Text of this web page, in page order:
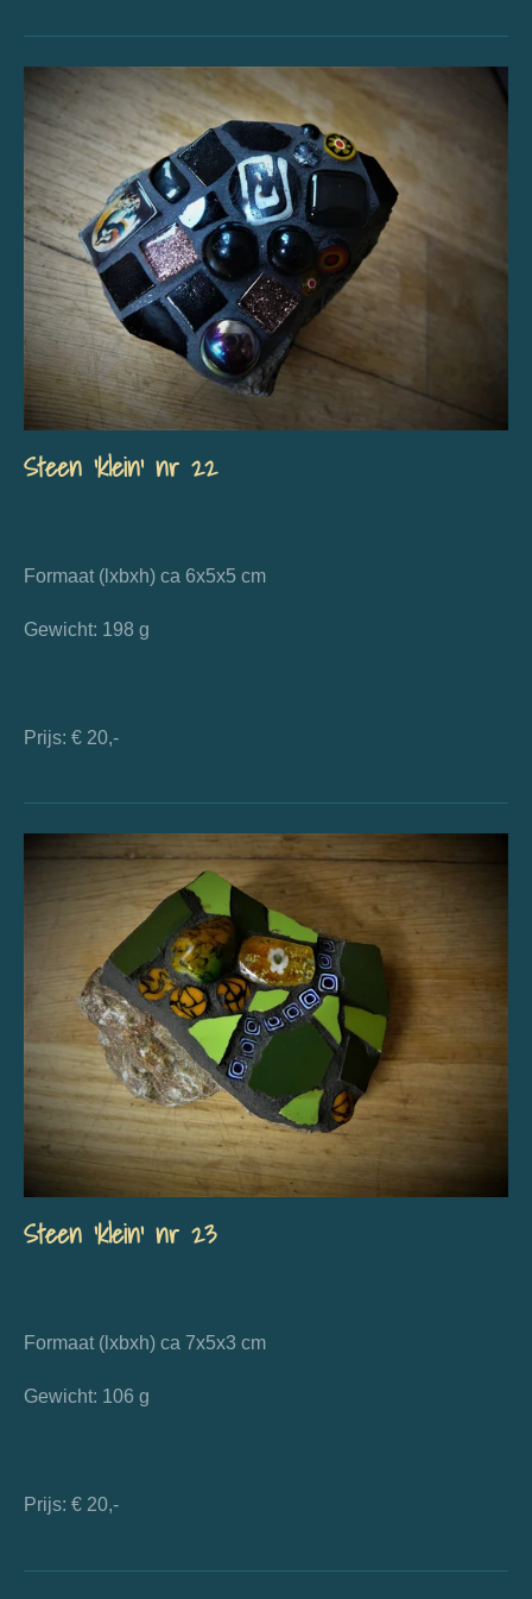
Steen 'klein' nr 22
Formaat (lxbxh) ca 6x5x5 cm
Gewicht: 198 g
Prijs: € 20,-
Steen 'klein' nr 23
Formaat (lxbxh) ca 7x5x3 cm
Gewicht: 106 g
Prijs: € 20,-